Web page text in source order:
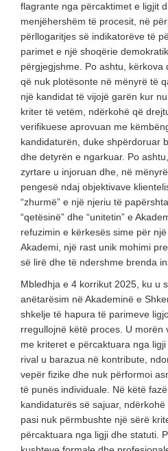
flagrante nga përcaktimet e ligjit
menjëhershëm të procesit, në
përllogaritjes së indikatorëve të
parimet e një shoqërie
përgjegjshme. Po ashtu, kërkova
që nuk plotësonte në mënyrë të
një kandidat të vijojë garën kur
kriter të vetëm, ndërkohë që
verifikuese aprovuan me
kandidaturën, duke shpërdoruar
dhe detyrën e ngarkuar. Po
zyrtare u injoruan dhe, në
pengesë ndaj objektivave
“zhurmë” e një njeriu të
“qetësinë” dhe “unitetin” e
refuzimin e kërkesës sime për
Akademi, një rast unik mohimi
së lirë dhe të ndershme brenda
Mbledhja e 4 korrikut 2025, ku u
anëtarësim në Akademinë e
shkelje të hapura të parimeve
rregullojnë këtë proces. U morën
me kriteret e përcaktuara nga
rival u barazua në kontribute,
vepër fizike dhe nuk përformoi
të punës individuale. Në këtë
kandidaturës së sajuar,
pasi nuk përmbushte një sërë
përcaktuara nga ligji dhe statuti.